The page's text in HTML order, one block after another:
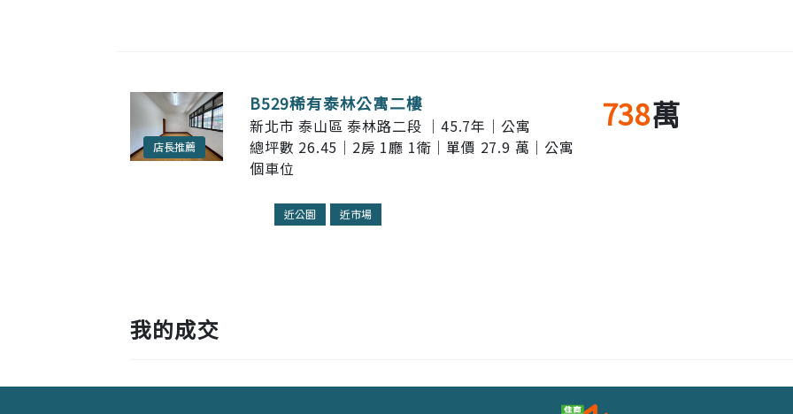
店長推薦
B529稀有泰林公寓二樓
新北市 泰山區 泰林路二段 ｜45.7年｜公寓
總坪數 26.45｜2房 1廳 1衛｜單價 27.9 萬｜公寓
個車位
近公園 近市場
738萬
我的成交